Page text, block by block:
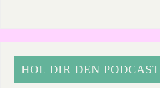
HOL DIR DEN PODCAST